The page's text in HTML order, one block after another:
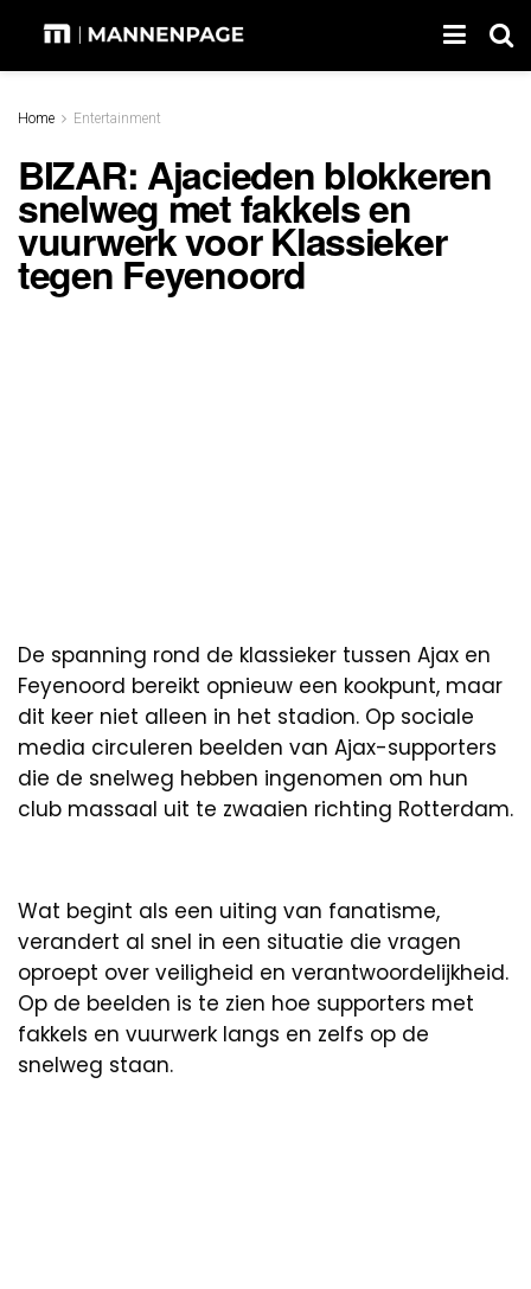
Home Entertainment
BIZAR: Ajacieden blokkeren
snelweg met fakkels en
vuurwerk voor Klassieker
tegen Feyenoord
De spanning rond de klassieker tussen Ajax en
Feyenoord bereikt opnieuw een kookpunt, maar
dit keer niet alleen in het stadion. Op sociale
media circuleren beelden van Ajax-supporters
die de snelweg hebben ingenomen om hun
club massaal uit te zwaaien richting Rotterdam.
Wat begint als een uiting van fanatisme,
verandert al snel in een situatie die vragen
oproept over veiligheid en verantwoordelijkheid.
Op de beelden is te zien hoe supporters met
fakkels en vuurwerk langs en zelfs op de
snelweg staan.